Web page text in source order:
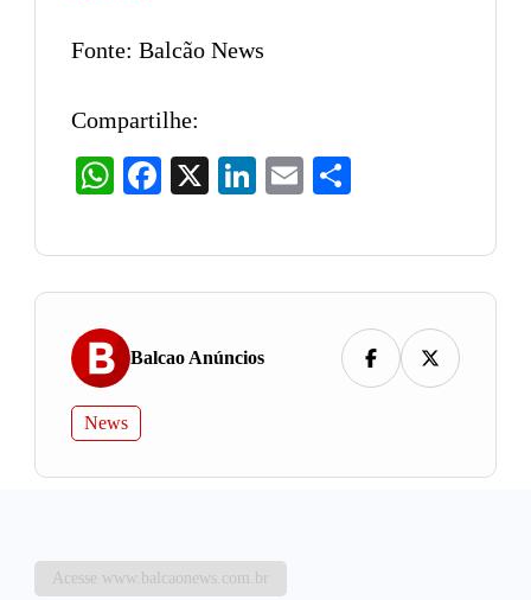
Fonte: Balcão News
Compartilhe:
WhatsAppFacebook LinkedIn
Email
Balcao Anúncios
News
Acesse www.balcaonews.com.br